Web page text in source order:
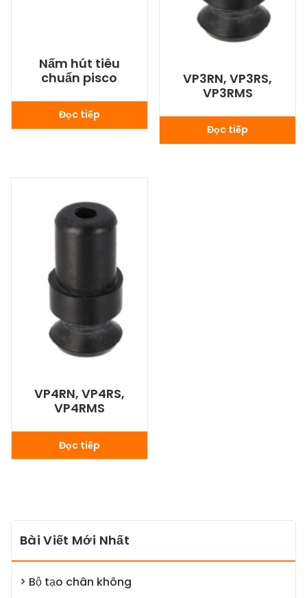
Nấm hút tiêu
chuẩn pisco
Đọc tiếp
VP3RN, VP3RS,
VP3RMS
Đọc tiếp
VP4RN, VP4RS,
VP4RMS
Đọc tiếp
Bài Viết Mới Nhất
Bộ tạo chân không